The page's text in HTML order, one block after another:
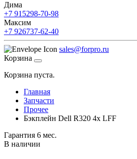
Дима
+7 915298-70-98
Максим
+7 926737-62-40
sales@forpro.ru
Корзина
Корзина пуста.
Главная
Запчасти
Прочее
Бэкплейн Dell R320 4x LFF
Гарантия 6 мес.
В наличии